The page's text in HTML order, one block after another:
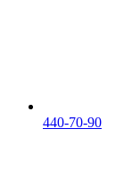
440-70-90